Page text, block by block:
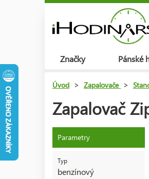
Značky Pánské
Úvod > Zapalovače >
Zapalovač
Parametry
Typ
benzínový